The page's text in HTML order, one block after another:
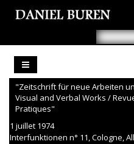
"Zeitschrift für neue Arbeiten
Visual and Verbal Works /
Pratiques"
1 juillet 1974
Interfunktionen n° 11, Cologne,